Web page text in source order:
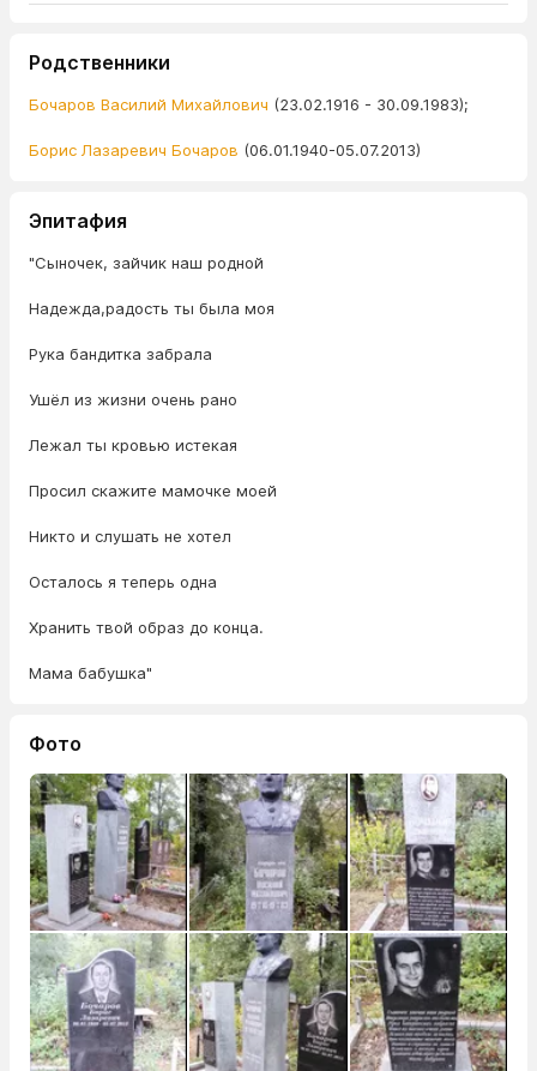
Родственники
Бочаров Василий Михайлович (23.02.1916 - 30.09.1983);
Борис Лазаревич Бочаров (06.01.1940-05.07.2013)
Эпитафия
"Сыночек, зайчик наш родной
Надежда,радость ты была моя
Рука бандитка забрала
Ушёл из жизни очень рано
Лежал ты кровью истекая
Просил скажите мамочке моей
Никто и слушать не хотел
Осталось я теперь одна
Хранить твой образ до конца.
Мама бабушка"
Фото